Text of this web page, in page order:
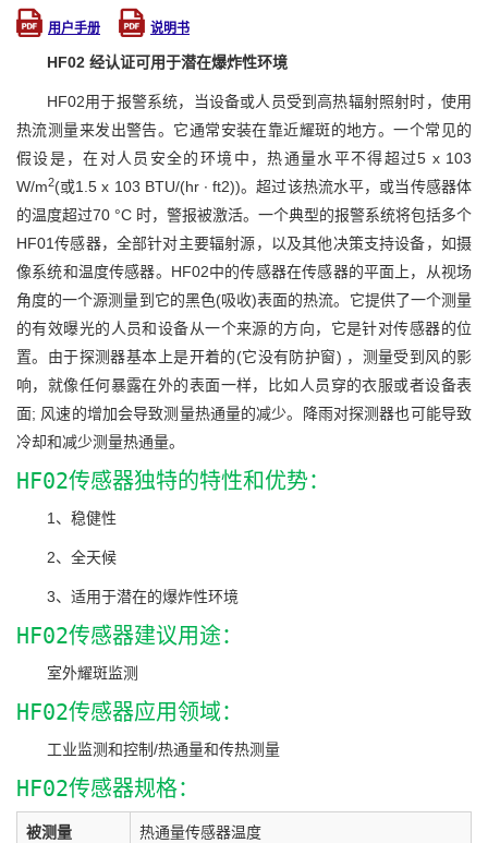
用户手册 说明书
HF02 经认证可用于潜在爆炸性环境
HF02用于报警系统，当设备或人员受到高热辐射照射时，使用
热流测量来发出警告。它通常安装在靠近耀斑的地方。一个常见的
假设是，在对人员安全的环境中，热通量水平不得超过5 x 103
W/m2(或1.5 x 103 BTU/(hr ∙ ft2))。超过该热流水平，或当传感器体
的温度超过70 °C 时，警报被激活。一个典型的报警系统将包括多个
HF01传感器，全部针对主要辐射源，以及其他决策支持设备，如摄
像系统和温度传感器。HF02中的传感器在传感器的平面上，从视场
角度的一个源测量到它的黑色(吸收)表面的热流。它提供了一个测量
的有效曝光的人员和设备从一个来源的方向，它是针对传感器的位
置。由于探测器基本上是开着的(它没有防护窗) ，测量受到风的影
响，就像任何暴露在外的表面一样，比如人员穿的衣服或者设备表
面; 风速的增加会导致测量热通量的减少。降雨对探测器也可能导致
冷却和减少测量热通量。
HF02传感器独特的特性和优势：
1、稳健性
2、全天候
3、适用于潜在的爆炸性环境
HF02传感器建议用途：
室外耀斑监测
HF02传感器应用领域：
工业监测和控制/热通量和传热测量
HF02传感器规格：
被测量 热通量传感器温度